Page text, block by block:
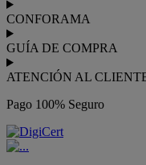
CONFORAMA
GUÍA DE COMPRA
ATENCIÓN AL
Pago 100% Seguro